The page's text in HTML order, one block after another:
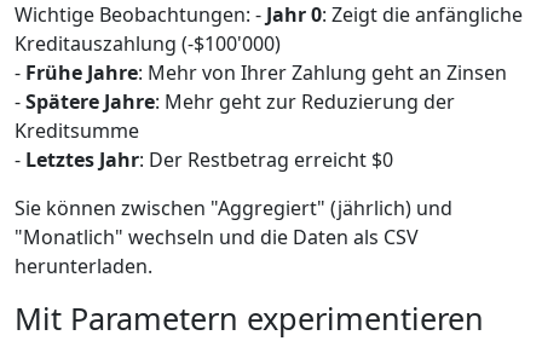
Wichtige Beobachtungen: - Jahr 0: Zeigt die anfängliche
Kreditauszahlung (-$100'000)
- Frühe Jahre: Mehr von Ihrer Zahlung geht an Zinsen
-Spätere Jahre: Mehr geht zur Reduzierung der
Kreditsumme
- Letztes Jahr: Der Restbetrag erreicht $0
Sie können zwischen "Aggregiert" (jährlich) und
"Monatlich" wechseln und die Daten als CSV
herunterladen.
Mit Parametern experimentieren